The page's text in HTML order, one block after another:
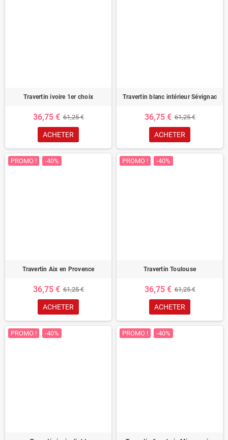
Travertin ivoire 1er choix
36,75 € 61,25 €
ACHETER
Travertin blanc intérieur Sévignac
36,75 € 61,25 €
ACHETER
PROMO ! -40%
Travertin Aix en Provence
36,75 € 61,25 €
ACHETER
PROMO ! -40%
Travertin Toulouse
36,75 € 61,25 €
ACHETER
PROMO ! -40% PROMO ! -40%